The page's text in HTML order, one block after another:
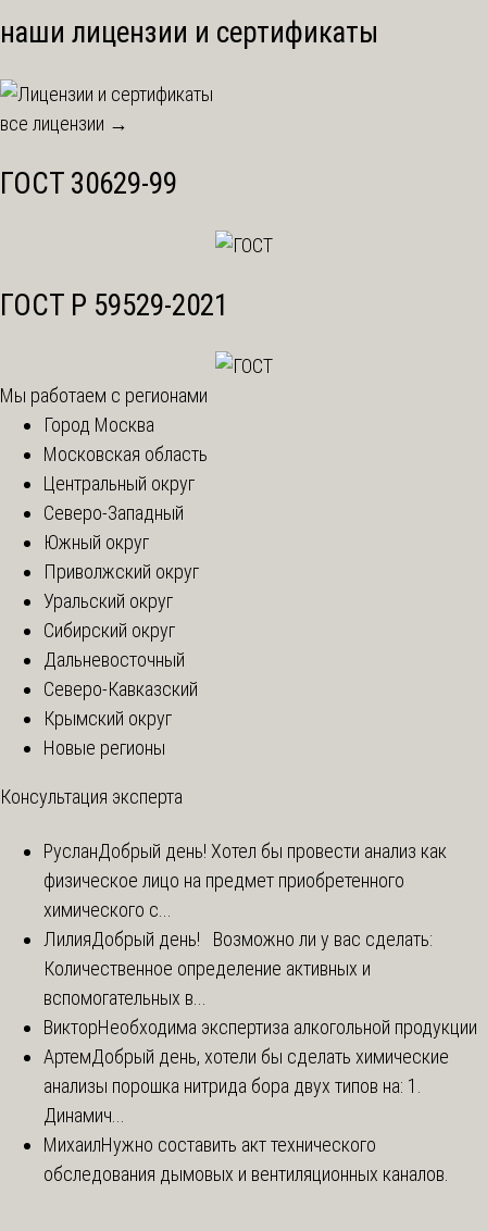
наши лицензии и сертификаты
все лицензии →
ГОСТ 30629-99
ГОСТ Р 59529-2021
Мы работаем с регионами
Город Москва
Московская область
Центральный округ
Северо-Западный
Южный округ
Приволжский округ
Уральский округ
Сибирский округ
Дальневосточный
Северо-Кавказский
Крымский округ
Новые регионы
Консультация эксперта
РусланДобрый день! Хотел бы провести анализ как
физическое лицо на предмет приобретенного
химического с...
ЛилияДобрый день! Возможно ли у вас сделать:
Количественное определение активных и
вспомогательных в...
ВикторНеобходима экспертиза алкогольной продукции
АртемДобрый день, хотели бы сделать химические
анализы порошка нитрида бора двух типов на: 1.
Динамич...
МихаилНужно составить акт технического
обследования дымовых и вентиляционных каналов.